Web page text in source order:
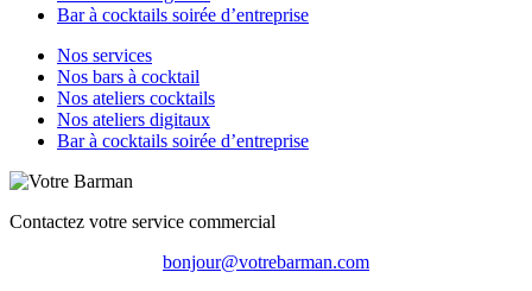
Bar à cocktails soirée d’entreprise
Nos services
Nos bars à cocktail
Nos ateliers cocktails
Nos ateliers digitaux
Bar à cocktails soirée d’entreprise
Contactez votre service commercial
bonjour@votrebarman.com